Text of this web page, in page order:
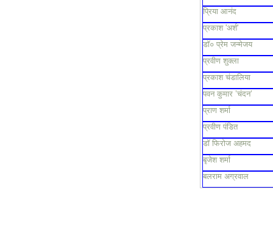
प्रिया आनंद
प्रकाश 'अर्श'
डॉ० प्रेम जन्मेजय
प्रवीण शुक्ला
प्रकाश चंडालिया
पवन कुमार ’चंदन’
प्राण शर्मा
प्रवीण पंडित
डॉ फिरोज अहमद
बृजेश शर्मा
बलराम अग्रवाल